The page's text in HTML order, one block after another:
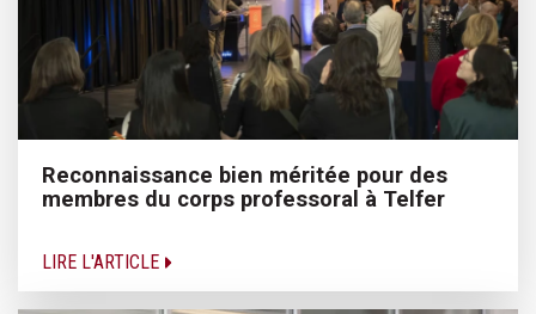
Reconnaissance bien méritée pour des
membres du corps professoral à Telfer
LIRE L'ARTICLE